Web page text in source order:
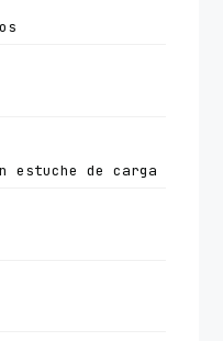
estuche de carga